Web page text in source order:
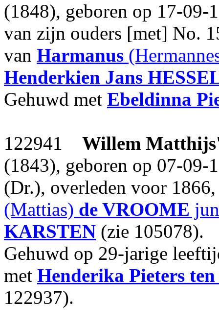
(1848), geboren op 17-09-
van zijn ouders [met] No.
van Harmanus
Henderkien Jans
Gehuwd met Ebeldinna
122941 Willem
(1843), geboren op 07-09-
(Dr.), overleden voor
(Mattias) de VROOME
KARSTEN (zie 105078).
Gehuwd op 29-jarige
met Henderika Pieters
122937).